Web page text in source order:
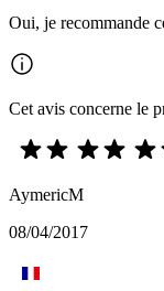
Oui, je recommande
Cet avis concerne le
AymericM
08/04/2017